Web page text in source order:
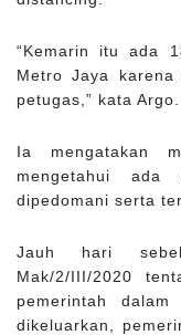
“Kemarin itu ada
Metro Jaya karena
petugas,” kata Argo.
Ia mengatakan
mengetahui
dipedomani serta
Jauh hari
Mak/2/III/2020
pemerintah dalam
dikeluarkan,